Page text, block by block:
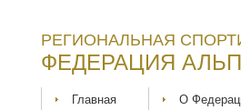
РЕГИОНАЛЬНАЯ
ФЕДЕРАЦИЯ
Главная О